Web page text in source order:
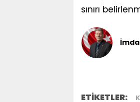
sınırı
ETİKETLER: